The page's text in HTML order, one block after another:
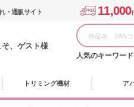
・通販サイト 11,000
そ、ゲスト様
人気のキーワード
トリミング機材 ア